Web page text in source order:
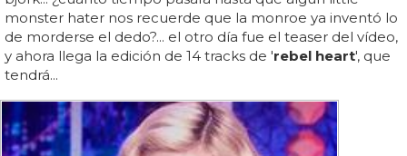
monster hater nos recuerde que la monroe ya inventó lo
de morderse el dedo?... el otro día fue el teaser del vídeo,
y ahora llega la edición de 14 tracks de 'rebel heart', que
tendrá...